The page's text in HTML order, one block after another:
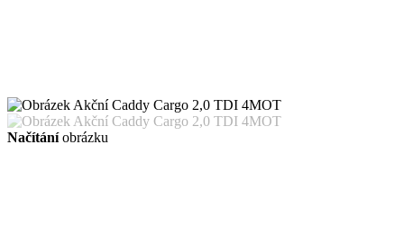
Načítáníobrázku